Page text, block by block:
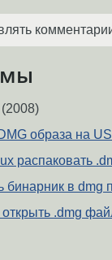
(2008)
образа на
распаковать
бинарник в dmg
открыть .dmg